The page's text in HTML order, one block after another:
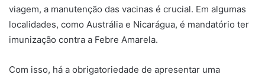
viagem, a manutenção das vacinas é crucial. Em algumas
localidades, como Austrália e Nicarágua, é mandatório ter
imunização contra a Febre Amarela.
Com isso, há a obrigatoriedade de apresentar uma